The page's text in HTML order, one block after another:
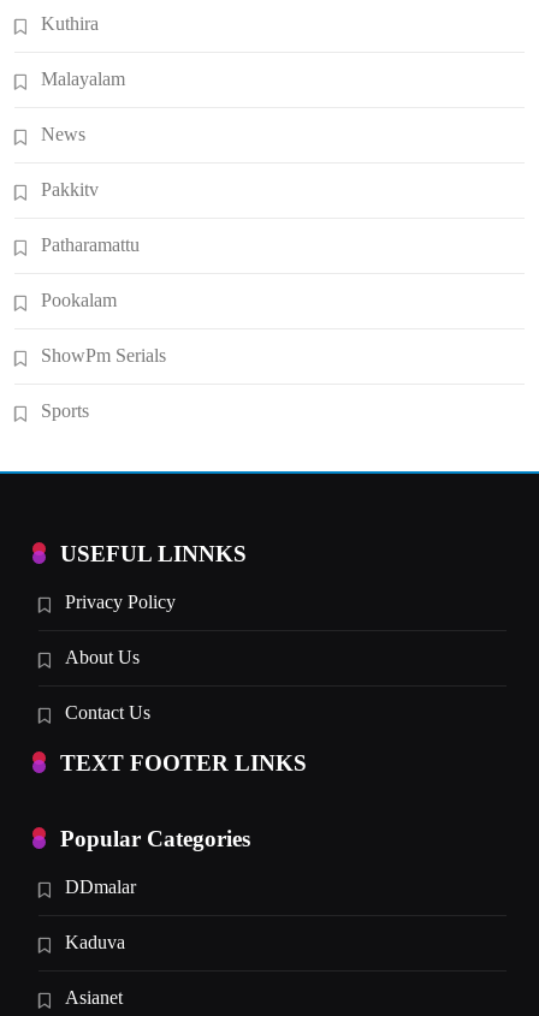
Kuthira
Malayalam
News
Pakkitv
Patharamattu
Pookalam
ShowPm Serials
Sports
USEFUL LINNKS
Privacy Policy
About Us
Contact Us
TEXT FOOTER LINKS
Popular Categories
DDmalar
Kaduva
Asianet